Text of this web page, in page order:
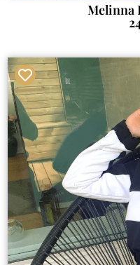
Melinna